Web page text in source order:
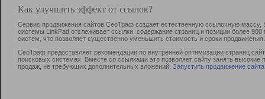
Как улучшить эффект от ссылок?
Сервис продвижения сайтов СеоТраф создает естественную ссылочную
системы LinkPad отслеживает ссылки, содержание страниц и позиции более
систем, что позволяет существенно уменьшить стоимость и сроки продвижения.
СеоТраф предоставляет рекомендации по внутренней оптимизации страниц
поисковых системах. Вместе со ссылками это позволяет сайту занять
продаж, не требующих дополнительных вложений. Запустить продвижение сайта